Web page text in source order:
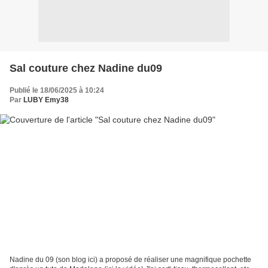
Sal couture chez Nadine du09
Publié le 18/06/2025 à 10:24
Par LUBY Emy38
Nadine du 09 (son blog ici) a proposé de réaliser une magnifique pochette